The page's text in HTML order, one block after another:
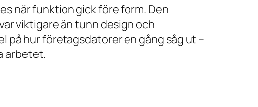
när funktion gick före form. Den
viktigare än tunn design och
på hur företagsdatorer en gång såg ut –
arbetet.